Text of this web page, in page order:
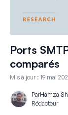
Ports
comparés
Mis à jour : 19 mai
ParHamza
Rédacteur